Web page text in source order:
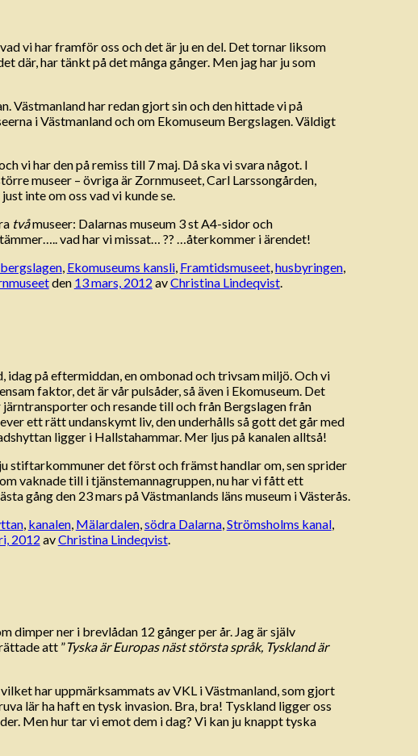
vi har framför oss och det är ju en del. Det tornar liksom
där, har tänkt på det många gånger. Men jag har ju som
Västmanland har redan gjort sin och den hittade vi på
i Västmanland och om Ekomuseum Bergslagen. Väldigt
vi har den på remiss till 7 maj. Då ska vi svara något. I
museer – övriga är Zornmuseet, Carl Larssongården,
inte om oss vad vi kunde se.
tvåmuseer: Dalarnas museum 3 st A4-sidor och
vad har vi missat… ?? …återkommer i ärendet!
, Ekomuseums kansli, Framtidsmuseet,husbyringen,
den 13 mars, 2012 avChristina Lindeqvist.
på eftermiddan, en ombonad och trivsam miljö. Och vi
faktor, det är vår pulsåder, så även i Ekomuseum. Det
och resande till och från Bergslagen från
ett rätt undanskymt liv, den underhålls så gott det går med
ligger i Hallstahammar. Mer ljus på kanalen alltså!
stiftarkommuner det först och främst handlar om, sen sprider
vaknade till i tjänstemannagruppen, nu har vi fått ett
gång den 23 mars på Västmanlands läns museum i Västerås.
, kanalen, Mälardalen, södra Dalarna, Strömsholms kanal,
2012 avChristina Lindeqvist.
ner i brevlådan 12 gånger per år. Jag är själv
att ”Tyska är Europas näst största språk, Tyskland är
har uppmärksammats av VKL i Västmanland, som gjort
lär ha haft en tysk invasion. Bra, bra! Tyskland ligger oss
Men hur tar vi emot dem i dag? Vi kan ju knappt tyska